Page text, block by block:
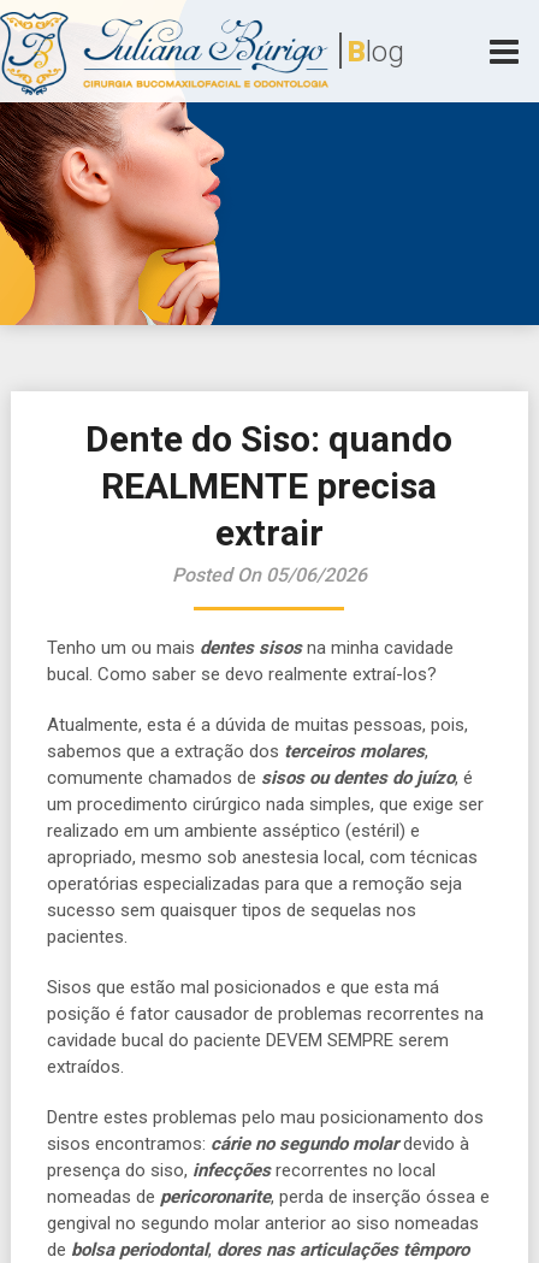
Skip
to
content
| Blog
Juliana Búrigo
Cirurgia Bucomaxilofacial e Odontologia
Dente do Siso: quando
REALMENTE precisa
extrair
Posted On 05/06/2026
Tenho um ou mais dentes sisosna minha cavidade
bucal. Como saber se devo realmente extraí-los?
Atualmente, esta é a dúvida de muitas pessoas, pois,
sabemos que a extração dos terceiros molares,
comumente chamados de sisos ou dentes do juízo, é
um procedimento cirúrgico nada simples, que exige ser
realizado em um ambiente asséptico (estéril) e
apropriado, mesmo sob anestesia local, com técnicas
operatórias especializadas para que a remoção seja
sucesso sem quaisquer tipos de sequelas nos
pacientes.
Sisos que estão mal posicionados e que esta má
posição é fator causador de problemas recorrentes na
cavidade bucal do paciente DEVEM SEMPRE serem
extraídos.
Dentre estes problemas pelo mau posicionamento dos
sisos encontramos: cárie no segundo molardevido à
presença do siso, infecções recorrentes no local
nomeadas de pericoronarite, perda de inserção óssea e
gengival no segundo molar anterior ao siso nomeadas
de bolsa periodontal, dores nas articulações têmporo